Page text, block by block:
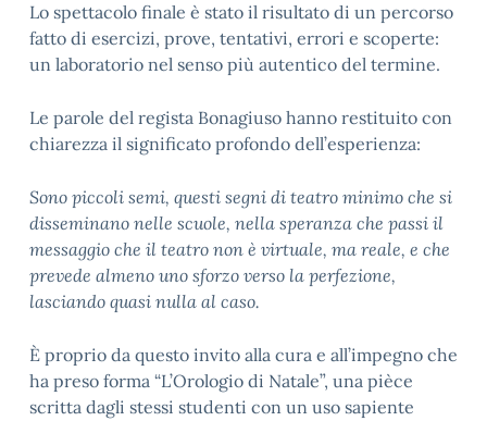
Lo spettacolo finale è stato il risultato di un percorso
fatto di esercizi, prove, tentativi, errori e scoperte:
un laboratorio nel senso più autentico del termine.
Le parole del regista Bonagiuso hanno restituito con
chiarezza il significato profondo dell’esperienza:
Sono piccoli semi, questi segni di teatro minimo che si
disseminano nelle scuole, nella speranza che passi il
messaggio che il teatro non è virtuale, ma reale, e che
prevede almeno uno sforzo verso la perfezione,
lasciando quasi nulla al caso.
È proprio da questo invito alla cura e all’impegno che
ha preso forma “L’Orologio di Natale”, una pièce
scritta dagli stessi studenti con un uso sapiente